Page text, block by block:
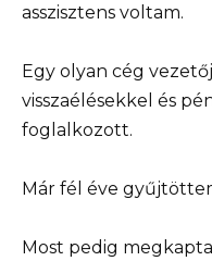
asszisztens voltam.
Egy olyan cég
visszaélésekkel és
foglalkozott.
Már fél éve
Most pedig